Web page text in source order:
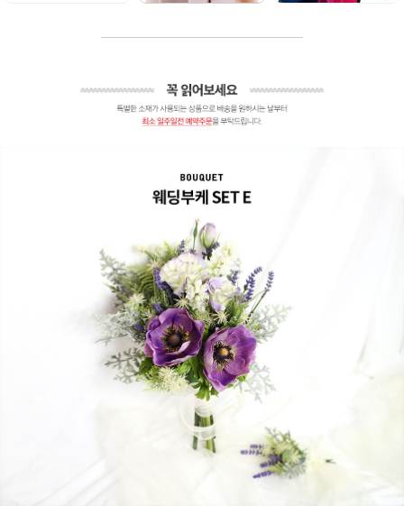
작지만 센스 있는
일상 속 특별함을
두팔로 한가득~ 잊지